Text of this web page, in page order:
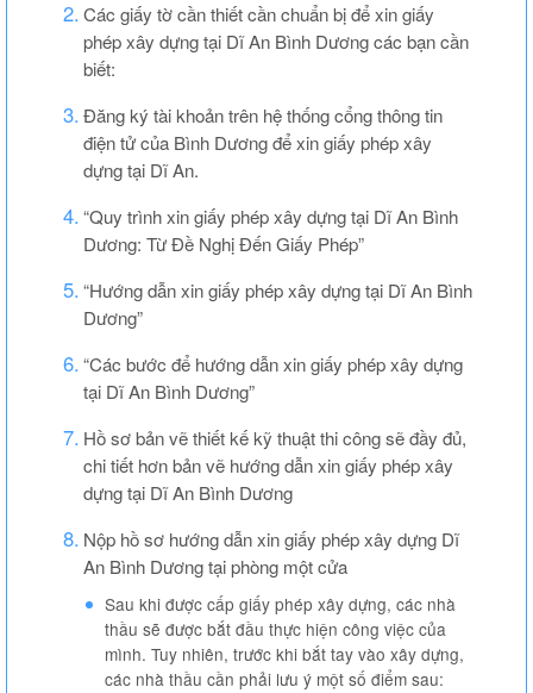
Các giấy tờ cần thiết cần chuẩn bị để xin giấy
phép xây dựng tại Dĩ An Bình Dương các bạn cần
biết:
Đăng ký tài khoản trên hệ thống cổng thông tin
điện tử của Bình Dương để xin giấy phép xây
dựng tại Dĩ An.
“Quy trình xin giấy phép xây dựng tại Dĩ An Bình
Dương: Từ Đề Nghị Đến Giấy Phép”
“Hướng dẫn xin giấy phép xây dựng tại Dĩ An Bình
Dương”
“Các bước để hướng dẫn xin giấy phép xây dựng
tại Dĩ An Bình Dương”
Hồ sơ bản vẽ thiết kế kỹ thuật thi công sẽ đầy đủ,
chi tiết hơn bản vẽ hướng dẫn xin giấy phép xây
dựng tại Dĩ An Bình Dương
Nộp hồ sơ hướng dẫn xin giấy phép xây dựng Dĩ
An Bình Dương tại phòng một cửa
Sau khi được cấp giấy phép xây dựng, các nhà
thầu sẽ được bắt đầu thực hiện công việc của
mình. Tuy nhiên, trước khi bắt tay vào xây dựng,
các nhà thầu cần phải lưu ý một số điểm sau: